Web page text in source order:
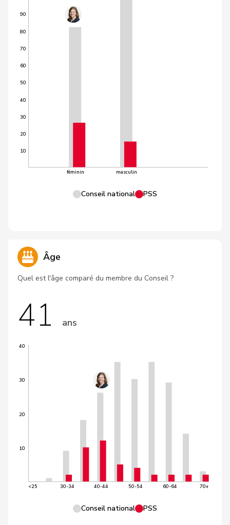
10
20
30
40
50
60
70
80
90
féminin masculin
Conseil national PSS
Âge
Quel est l'âge comparé du membre du Conseil ?
41 ans
10
20
30
40
<25 30-34 40-44 50-54 60-64 70+
Conseil national PSS